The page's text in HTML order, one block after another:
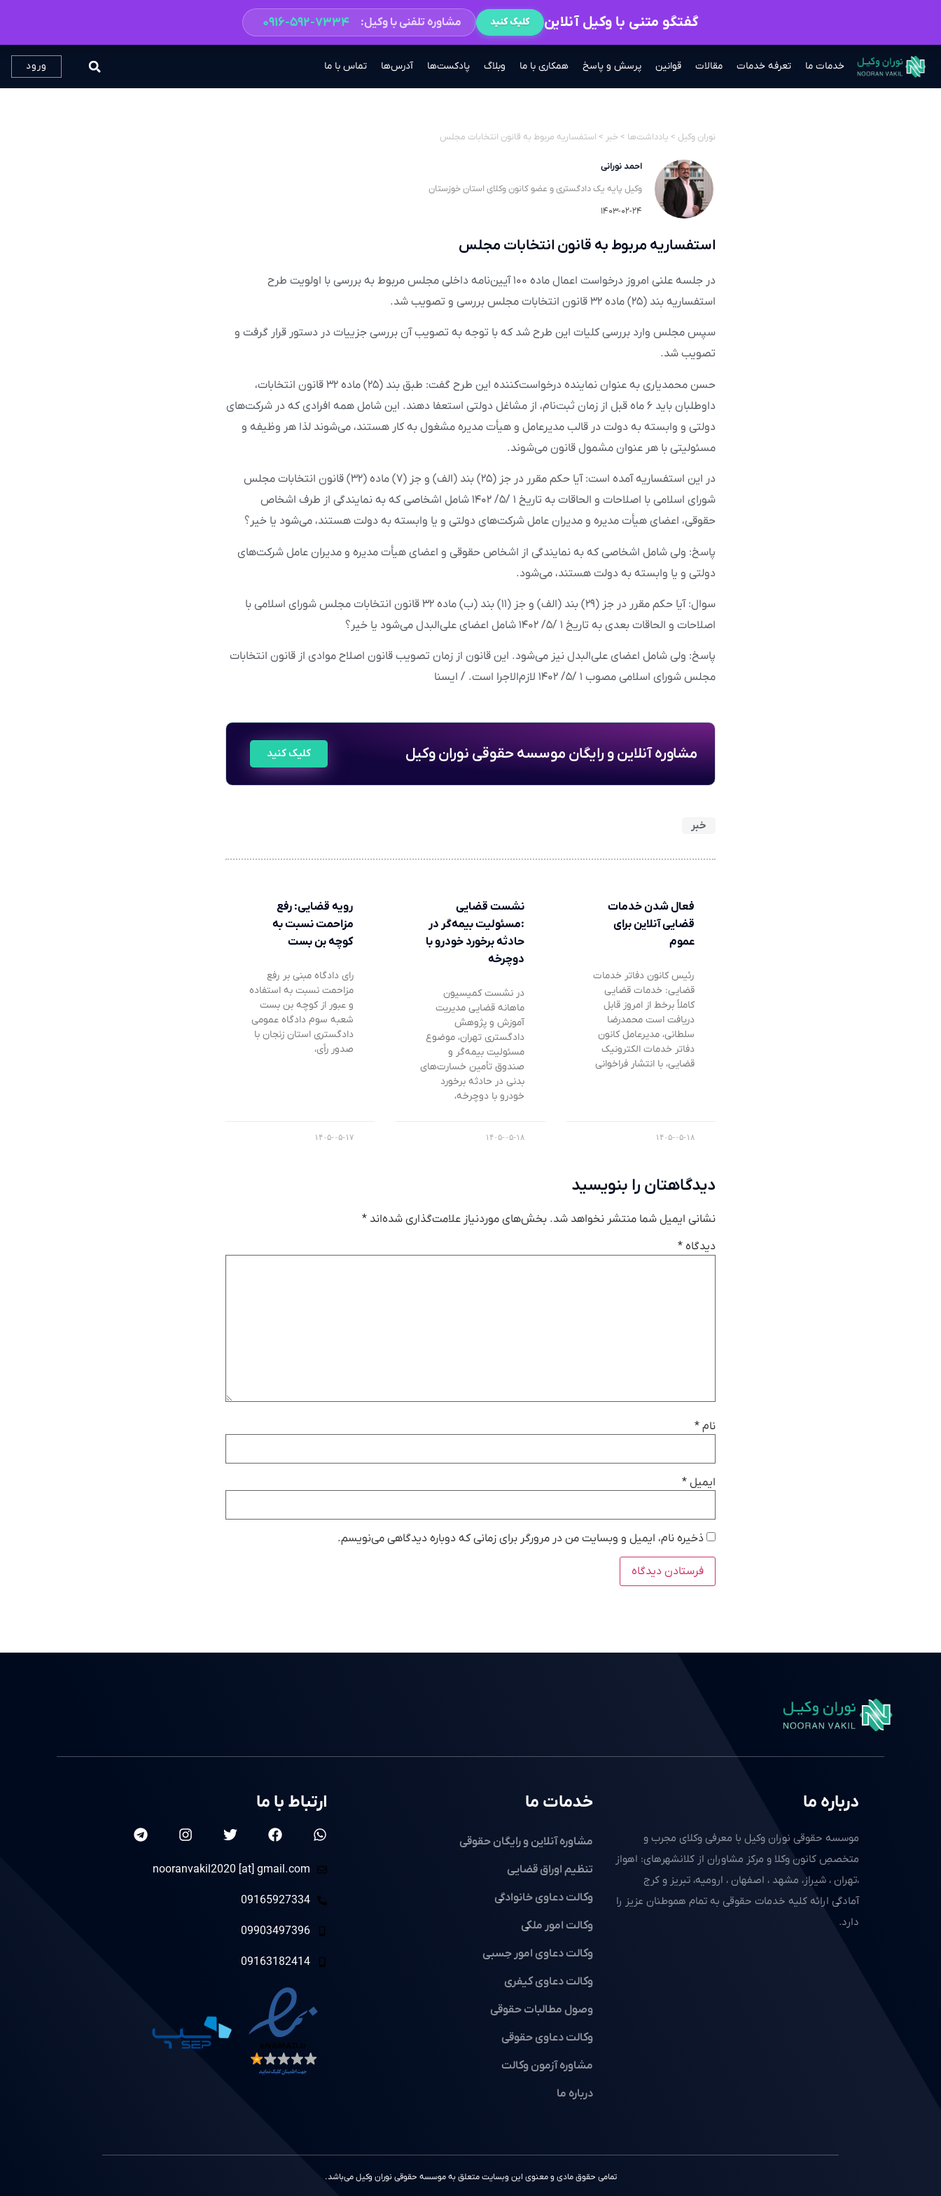
گفتگو متنی با وکیل آنلاین کلیک کنید مشاوره تلفنی با وکیل: ۰۹۱۶-۵۹۲-۷۳۳۴
خدمات ما تعرفه خدمات مقالات قوانین پرسش و پاسخ همکاری با ما وبلاگ پادکست‌ها آدرس‌ها تماس با ما ورود
نوران وکیل > یادداشت‌ها > خبر > استفساریه مربوط به قانون انتخابات مجلس
احمد نورانی
وکیل پایه یک دادگستری و عضو کانون وکلای استان خوزستان
۱۴۰۳-۰۲-۲۴
استفساریه مربوط به قانون انتخابات مجلس
در جلسه علنی‌ امروز درخواست اعمال ماده ۱۰۰ آیین‌نامه داخلی مجلس مربوط به بررسی با اولویت‌ طرح
استفساریه بند (۲۵) ماده ۳۲ قانون انتخابات مجلس بررسی و تصویب شد.
سپس مجلس وارد بررسی کلیات این طرح شد که با توجه به تصویب آن بررسی جزییات در دستور قرار گرفت و
تصویب شد.
حسن محمدیاری به عنوان نماینده درخواست‌کننده این طرح گفت: طبق بند (۲۵) ماده ۳۲ قانون انتخابات،
داوطلبان باید ۶ ماه قبل از زمان ثبت‌نام، از مشاغل دولتی استعفا دهند. این شامل همه افرادی که در شرکت‌های
دولتی و وابسته به دولت در قالب مدیرعامل و هیأت مدیره مشغول به کار هستند، می‌شوند لذا هر وظیفه و
مسئولیتی با هر عنوان مشمول قانون می‌شوند.
در این استفساریه آمده است: آیا حکم مقرر در جز (۲۵) بند (الف) و جز (۷) ماده (۳۲) قانون انتخابات مجلس
شورای اسلامی با اصلاحات و الحاقات به تاریخ ۱ /۵/ ۱۴۰۲ شامل اشخاصی که به نمایندگی از طرف اشخاص
حقوقی، اعضای هیأت مدیره و مدیران عامل شرکت‌های دولتی و یا وابسته به دولت هستند، می‌شود یا خیر؟
پاسخ: ولی شامل اشخاصی که به نمایندگی از اشخاص حقوقی و اعضای هیأت مدیره و مدیران عامل شرکت‌های
دولتی و یا وابسته به دولت هستند، می‌شود.
سوال: آیا حکم مقرر در جز (۲۹) بند (الف) و جز (۱۱) بند (ب) ماده ۳۲ قانون انتخابات مجلس شورای اسلامی با
اصلاحات و الحاقات بعدی به تاریخ ۱ /۵/ ۱۴۰۲ شامل اعضای علی‌البدل می‌شود یا خیر؟
پاسخ: ولی شامل اعضای علی‌البدل نیز می‌شود. این قانون از زمان تصویب قانون اصلاح موادی از قانون انتخابات
مجلس شورای اسلامی مصوب ۱ /۵/ ۱۴۰۲ لازم‌الاجرا است. / ایسنا
مشاوره آنلاین و رایگان موسسه حقوقی نوران وکیل کلیک کنید
خبر
فعال شدن خدمات
قضایی آنلاین برای
عموم
رئیس کانون دفاتر خدمات
قضایی: خدمات قضایی
کاملاً برخط از امروز قابل
دریافت است محمدرضا
سلطانی، مدیرعامل کانون
دفاتر خدمات الکترونیک
قضایی، با انتشار فراخوانی
۱۴۰۵-۰۵-۱۸
نشست قضایی
:مسئولیت بیمه‌گر در
حادثه برخورد خودرو با
دوچرخه
در نشست کمیسیون
ماهانه قضایی مدیریت
آموزش و پژوهش
دادگستری تهران، موضوع
مسئولیت بیمه‌گر و
صندوق تأمین خسارت‌های
بدنی در حادثه برخورد
خودرو با دوچرخه،
۱۴۰۵-۰۵-۱۸
رویه قضایی: رفع
مزاحمت نسبت به
کوچه بن بست
رای دادگاه مبنی بر رفع
مزاحمت نسبت به استفاده
و عبور از کوچه بن بست
شعبه سوم دادگاه عمومی
دادگستری استان زنجان با
صدور رأی،
۱۴۰۵-۰۵-۱۷
دیدگاهتان را بنویسید
نشانی ایمیل شما منتشر نخواهد شد. بخش‌های موردنیاز علامت‌گذاری شده‌اند *
دیدگاه *
نام *
ایمیل *
ذخیره نام، ایمیل و وبسایت من در مرورگر برای زمانی که دوباره دیدگاهی می‌نویسم.
درباره ما
موسسه حقوقی نوران وکیل با معرفی وکلای مجرب و
متخصصِ کانون وکلا و مرکز مشاوران از کلانشهرهای: اهواز
،تهران ، شیراز، مشهد ، اصفهان ، ارومیه، تبریز و کرج
آمادگی ارائه کلیه خدمات حقوقی به تمام هموطنان عزیز را
دارد.
خدمات ما
مشاوره آنلاین و رایگان حقوقی
تنظیم اوراق قضایی
وکالت دعاوی خانوادگی
وکالت امور ملکی
وکالت دعاوی امور حِسبی
وکالت دعاوی کیفری
وصول مطالبات حقوقی
وکالت دعاوی حقوقی
مشاوره آزمون وکالت
درباره ما
ارتباط با ما
nooranvakil2020 [at] gmail.com
09165927334
09903497396
09163182414
تمامی حقوق مادی و معنوی این وبسایت متعلق به موسسه حقوقی نوران وکیل می‌باشد.